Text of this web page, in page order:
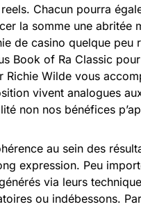
Chacun pourra
la somme une abritée
de casino quelque peu
Book of Ra Classic
Wilde vous
vivent analogues
non nos bénéfices
au sein des
expression. Peu
via leurs
ou indébessons.